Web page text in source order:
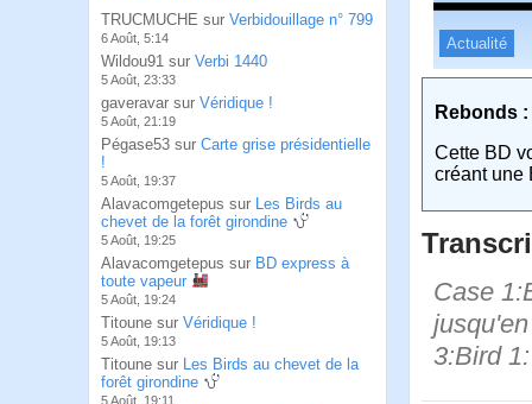
TRUCMUCHE sur Verbidouillage n° 799
6 Août, 5:14
Wildou91 sur Verbi 1440
5 Août, 23:33
gaveravar sur Véridique !
5 Août, 21:19
Pégase53 sur Carte grise présidentielle
!
5 Août, 19:37
Alavacomgetepus sur Les Birds au
chevet de la forêt girondine
5 Août, 19:25
Alavacomgetepus sur BD express à
toute vapeur
5 Août, 19:24
Titoune sur Véridique !
5 Août, 19:13
Titoune sur Les Birds au chevet de la
forêt girondine
5 Août, 19:11
Actualité
Rebonds :
Cette BD
créant une
Case
3:Bird